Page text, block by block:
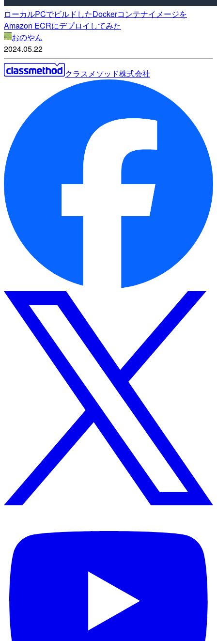
ローカルPCでビルドしたDockerコンテナイメージを
Amazon ECRにデプロイしてみた
おのやん
2024.05.22
クラスメソッド株式会社